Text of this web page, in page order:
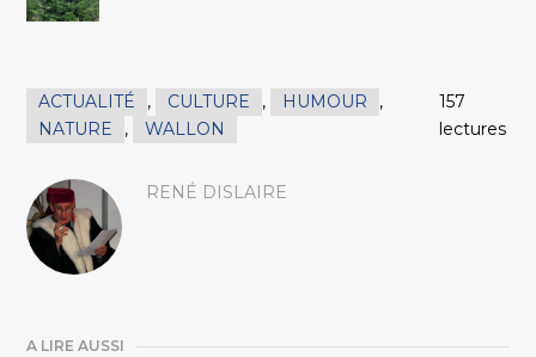
ACTUALITÉ , CULTURE , HUMOUR
,
NATURE
, WALLON
157
lectures
RENÉ DISLAIRE
A LIRE AUSSI